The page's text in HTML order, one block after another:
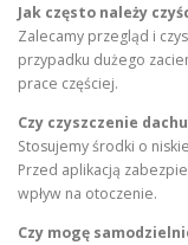
Jak często należy
Zalecamy przegląd i
przypadku dużego
prace częściej.
Czy czyszczenie
Stosujemy środki o
Przed aplikacją
wpływ na otoczenie.
Czy mogę